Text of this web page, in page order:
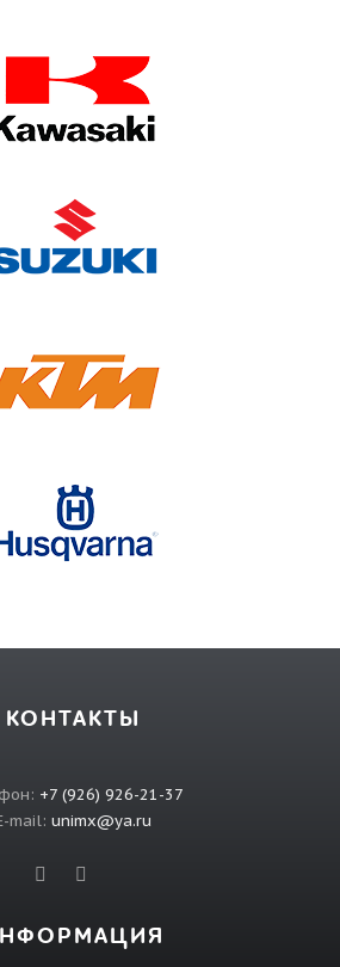
КОНТАКТЫ
+7 (926) 926-21-37
mail: unimx@ya.ru